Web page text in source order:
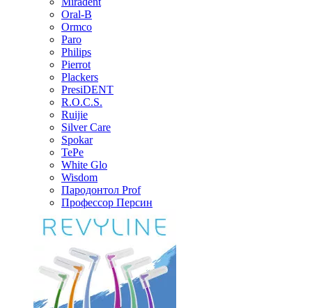
Oral-B
Ormco
Paro
Philips
Pierrot
Plackers
PresiDENT
R.O.C.S.
Ruijie
Silver Care
Spokar
TePe
White Glo
Wisdom
Пародонтол Prof
Профессор Персин